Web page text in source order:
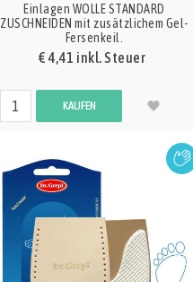
Einlagen WOLLE STANDARD
ZUSCHNEIDEN mit zusätzlichem Gel-
Fersenkeil.
€ 4,41 inkl. Steuer
KAUFEN